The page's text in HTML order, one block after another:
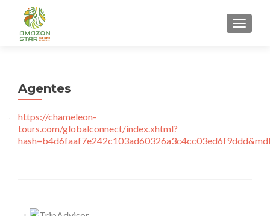
Agentes
https://chameleon-
tours.com/globalconnect/index.xhtml?